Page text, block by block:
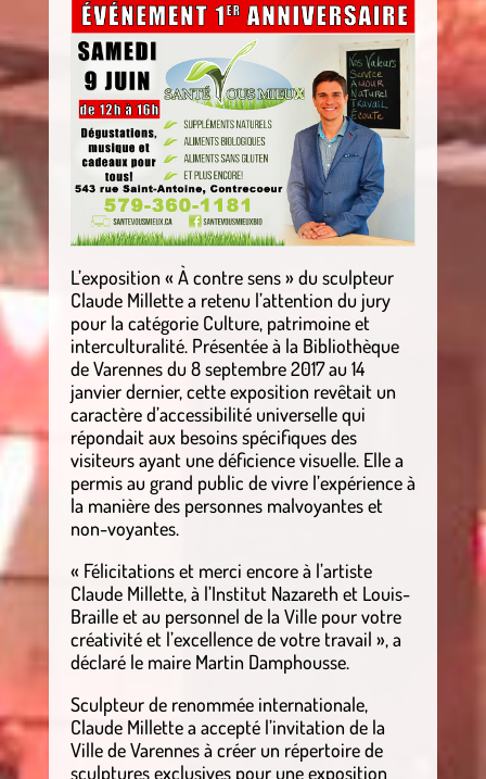
L’exposition « À contre sens » du sculpteur
Claude Millette a retenu l’attention du jury
pour la catégorie Culture, patrimoine et
interculturalité. Présentée à la Bibliothèque
de Varennes du 8 septembre 2017 au 14
janvier dernier, cette exposition revêtait un
caractère d’accessibilité universelle qui
répondait aux besoins spécifiques des
visiteurs ayant une déficience visuelle. Elle a
permis au grand public de vivre l’expérience à
la manière des personnes malvoyantes et
non-voyantes.
« Félicitations et merci encore à l’artiste
Claude Millette, à l’Institut Nazareth et Louis-
Braille et au personnel de la Ville pour votre
créativité et l’excellence de votre travail », a
déclaré le maire Martin Damphousse.
Sculpteur de renommée internationale,
Claude Millette a accepté l’invitation de la
Ville de Varennes à créer un répertoire de
sculptures exclusives pour une exposition